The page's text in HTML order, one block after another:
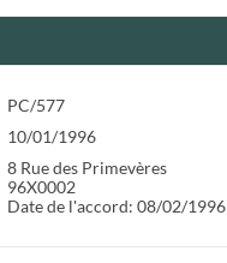
PC/577
10/01/1996
8 Rue des Primevères
96X0002
Date de l'accord: 08/02/1996